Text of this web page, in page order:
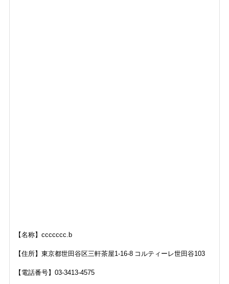
【名称】ccccccc.b
【住所】東京都世田谷区三軒茶屋1-16-8 コルティーレ世田谷103
【電話番号】03-3413-4575